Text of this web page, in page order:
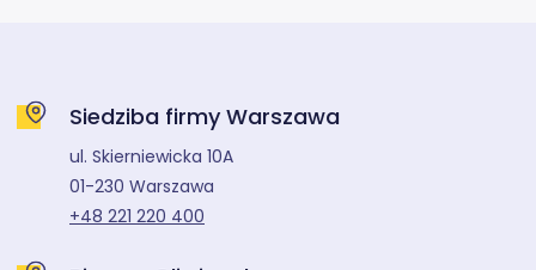
Siedziba firmy Warszawa
ul. Skierniewicka 10A
01-230 Warszawa
+48 221 220 400